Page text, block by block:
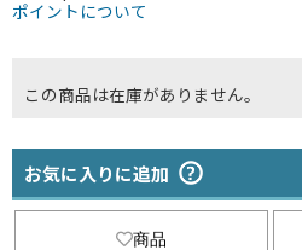
ポイントについて
この商品は在庫がありません。
お気に入りに追加
商品